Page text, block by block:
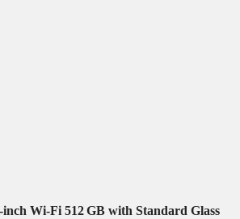
Wi‑Fi 512 GB with Standard Glass